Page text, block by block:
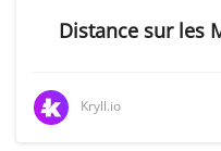
Distance sur les
Kryll.io